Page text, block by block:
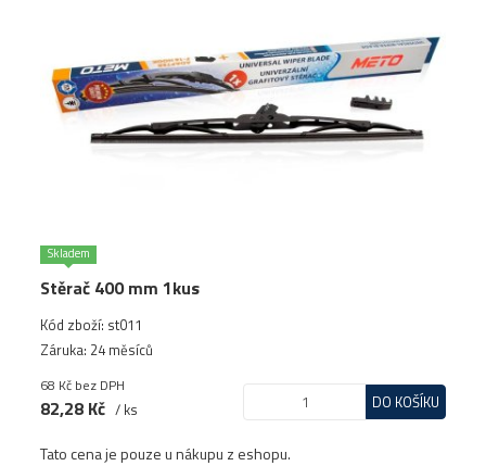
Skladem
Stěrač 400 mm 1kus
Kód zboží: st011
Záruka: 24 měsíců
68 Kč bez DPH
82,28 Kč / ks DO KOŠÍKU
Tato cena je pouze u nákupu z eshopu.